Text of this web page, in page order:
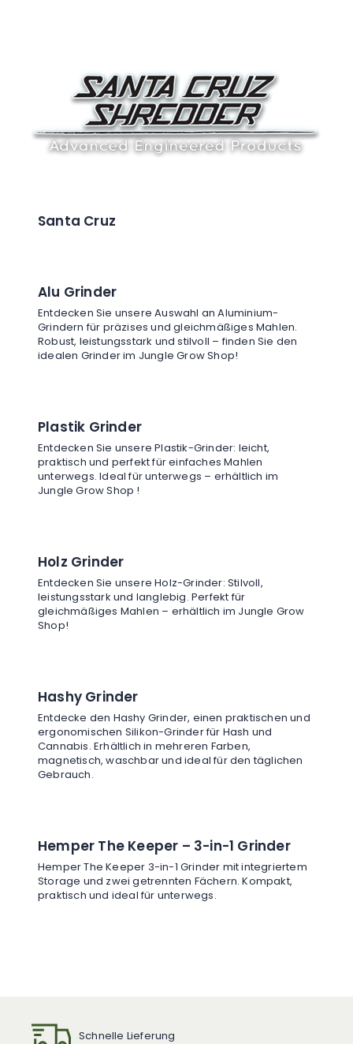
Santa Cruz
Alu Grinder
Entdecken Sie unsere Auswahl an Aluminium-
Grindern für präzises und gleichmäßiges Mahlen.
Robust, leistungsstark und stilvoll – finden Sie den
idealen Grinder im Jungle Grow Shop!
Plastik Grinder
Entdecken Sie unsere Plastik-Grinder: leicht,
praktisch und perfekt für einfaches Mahlen
unterwegs. Ideal für unterwegs – erhältlich im
Jungle Grow Shop !
Holz Grinder
Entdecken Sie unsere Holz-Grinder: Stilvoll,
leistungsstark und langlebig. Perfekt für
gleichmäßiges Mahlen – erhältlich im Jungle Grow
Shop!
Hashy Grinder
Entdecke den Hashy Grinder, einen praktischen und
ergonomischen Silikon-Grinder für Hash und
Cannabis. Erhältlich in mehreren Farben,
magnetisch, waschbar und ideal für den täglichen
Gebrauch.
Hemper The Keeper – 3-in-1 Grinder
Hemper The Keeper 3-in-1 Grinder mit integriertem
Storage und zwei getrennten Fächern. Kompakt,
praktisch und ideal für unterwegs.
Schnelle Lieferung